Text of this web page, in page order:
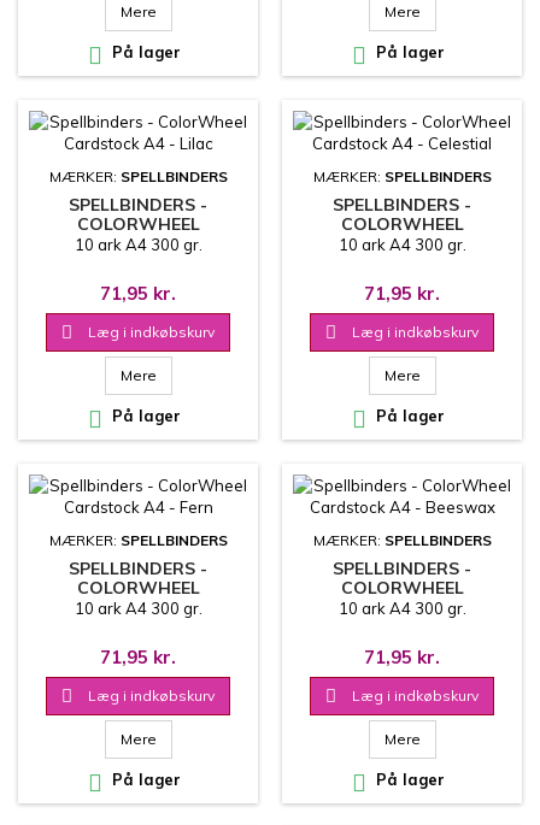
Mere
 På lager
Mere
 På lager
MÆRKER: SPELLBINDERS
SPELLBINDERS -
COLORWHEEL
CARDSTOCK A4 - LILAC
10 ark A4 300 gr.
71,95 kr.
 Læg i indkøbskurv
Mere
 På lager
MÆRKER: SPELLBINDERS
SPELLBINDERS -
COLORWHEEL
CARDSTOCK A4 -
10 ark A4 300 gr.
71,95 kr.
 Læg i indkøbskurv
Mere
 På lager
MÆRKER: SPELLBINDERS
SPELLBINDERS -
COLORWHEEL
CARDSTOCK A4 - FERN
10 ark A4 300 gr.
71,95 kr.
 Læg i indkøbskurv
Mere
 På lager
MÆRKER: SPELLBINDERS
SPELLBINDERS -
COLORWHEEL
CARDSTOCK A4 -
10 ark A4 300 gr.
71,95 kr.
 Læg i indkøbskurv
Mere
 På lager